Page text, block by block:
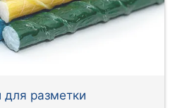
разметки